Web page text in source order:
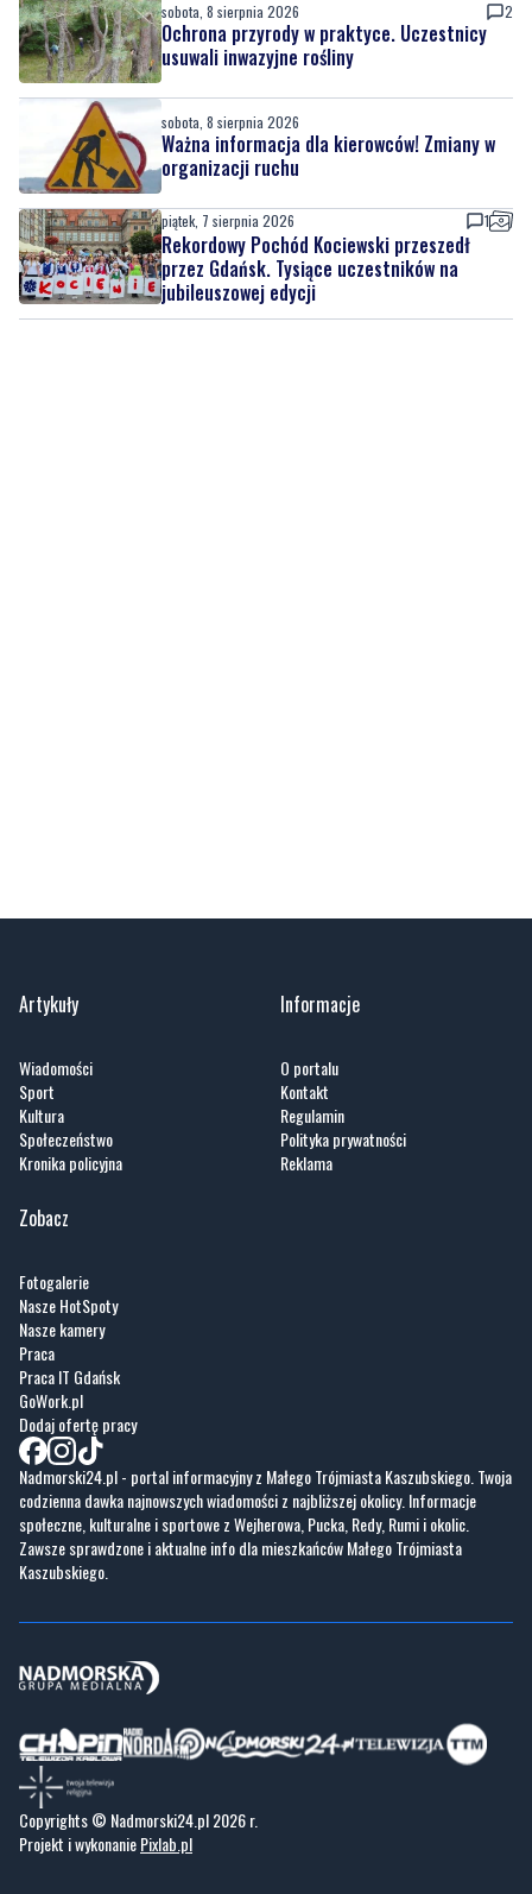
sobota, 8 sierpnia 2026 2
Ochrona przyrody w praktyce. Uczestnicy
usuwali inwazyjne rośliny
sobota, 8 sierpnia 2026
Ważna informacja dla kierowców! Zmiany w
organizacji ruchu
piątek, 7 sierpnia 2026 1
Rekordowy Pochód Kociewski przeszedł
przez Gdańsk. Tysiące uczestników na
jubileuszowej edycji
Artykuły
Wiadomości
Sport
Kultura
Społeczeństwo
Kronika policyjna
Informacje
O portalu
Kontakt
Regulamin
Polityka prywatności
Reklama
Zobacz
Fotogalerie
Nasze HotSpoty
Nasze kamery
Praca
Praca IT Gdańsk
GoWork.pl
Dodaj ofertę pracy
Nadmorski24.pl - portal informacyjny z Małego Trójmiasta Kaszubskiego. Twoja
codzienna dawka najnowszych wiadomości z najbliższej okolicy. Informacje
społeczne, kulturalne i sportowe z Wejherowa, Pucka, Redy, Rumi i okolic.
Zawsze sprawdzone i aktualne info dla mieszkańców Małego Trójmiasta
Kaszubskiego.
Copyrights © Nadmorski24.pl 2026 r.
Projekt i wykonaniePixlab.pl